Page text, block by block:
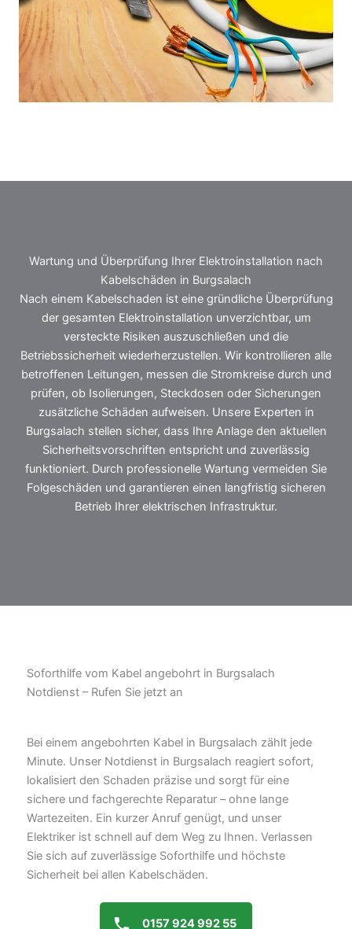
Wartung und Überprüfung Ihrer Elektroinstallation nach
Kabelschäden in Burgsalach
Nach einem Kabelschaden ist eine gründliche Überprüfung
der gesamten Elektroinstallation unverzichtbar, um
versteckte Risiken auszuschließen und die
Betriebssicherheit wiederherzustellen. Wir kontrollieren alle
betroffenen Leitungen, messen die Stromkreise durch und
prüfen, ob Isolierungen, Steckdosen oder Sicherungen
zusätzliche Schäden aufweisen. Unsere Experten in
Burgsalach stellen sicher, dass Ihre Anlage den aktuellen
Sicherheitsvorschriften entspricht und zuverlässig
funktioniert. Durch professionelle Wartung vermeiden Sie
Folgeschäden und garantieren einen langfristig sicheren
Betrieb Ihrer elektrischen Infrastruktur.
Soforthilfe vom Kabel angebohrt in Burgsalach
Notdienst – Rufen Sie jetzt an
Bei einem angebohrten Kabel in Burgsalach zählt jede
Minute. Unser Notdienst in Burgsalach reagiert sofort,
lokalisiert den Schaden präzise und sorgt für eine
sichere und fachgerechte Reparatur – ohne lange
Wartezeiten. Ein kurzer Anruf genügt, und unser
Elektriker ist schnell auf dem Weg zu Ihnen. Verlassen
Sie sich auf zuverlässige Soforthilfe und höchste
Sicherheit bei allen Kabelschäden.
0157 924 992 55